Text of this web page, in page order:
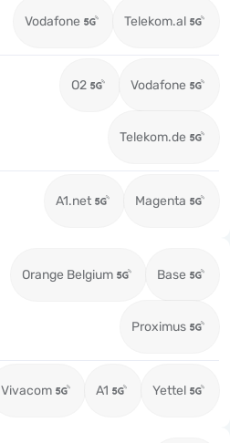
Vodafone Telekom.al
O2 Vodafone
Telekom.de
A1.net Magenta
Orange Belgium Base
Proximus
Vivacom A1 Yettel